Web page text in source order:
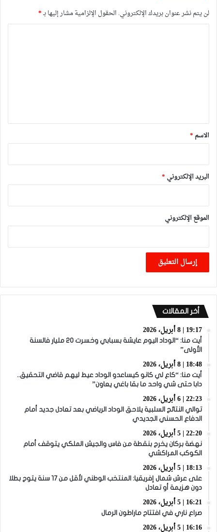
لن يتم نشر عنوان بريدك الإلكتروني. الحقول الإلزامية مشار إليها بـ*
*
الاسم *
البريد الإلكتروني *
الموقع الإلكتروني
أخر المقالات
19:17 | 8 أبريل، 2026
أيت منا: “الوداد اليوم عايشة بسبابي وخسرت 20 مليار فالسنة
الأولى”
18:48 | 8 أبريل، 2026
أيت منا: “كاع لي كانو كيساعدو الوداد عيط ليهم قاضي التحقيق..
دابا حتى شي واحد ما بقا باغي يعاون”
22:23 | 6 أبريل، 2026
توالي النتائج السلبية يلاحق الوداد الرياضي بعد تعادل جديد أمام
الدفاع الحسني الجديدي
22:20 | 5 أبريل، 2026
نهضة بركان يخرج بنقطة من فاس والجيش الملكي يتوقف أمام
الكوكب المراكشي
18:13 | 5 أبريل، 2026
على عرش شمال إفريقيا: المنتخب الوطني لأقل من 17 سنة يتوج بطلا
دون هزيمة أو تعادل
16:21 | 5 أبريل، 2026
صراع ناري في افتتاح ماراطون الرمال
16:16 | 5 أبريل، 2026